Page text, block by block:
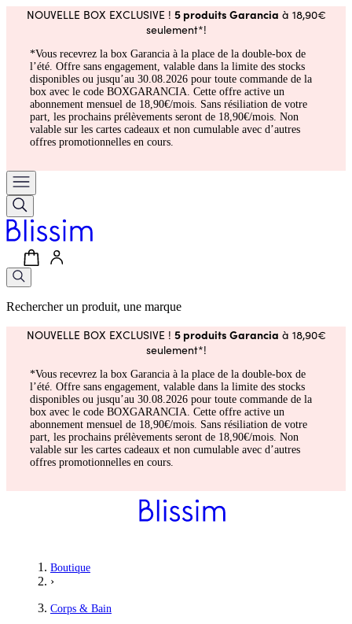
NOUVELLE BOX EXCLUSIVE ! 5 produits Garancia à 18,90€
seulement*!
*Vous recevrez la box Garancia à la place de la double-box de
l’été. Offre sans engagement, valable dans la limite des stocks
disponibles ou jusqu’au 30.08.2026 pour toute commande de la
box avec le code BOXGARANCIA. Cette offre active un
abonnement mensuel de 18,90€/mois. Sans résiliation de votre
part, les prochains prélèvements seront de 18,90€/mois. Non
valable sur les cartes cadeaux et non cumulable avec d’autres
offres promotionnelles en cours.
Rechercher un produit, une marque
NOUVELLE BOX EXCLUSIVE ! 5 produits Garancia à 18,90€
seulement*!
*Vous recevrez la box Garancia à la place de la double-box de
l’été. Offre sans engagement, valable dans la limite des stocks
disponibles ou jusqu’au 30.08.2026 pour toute commande de la
box avec le code BOXGARANCIA. Cette offre active un
abonnement mensuel de 18,90€/mois. Sans résiliation de votre
part, les prochains prélèvements seront de 18,90€/mois. Non
valable sur les cartes cadeaux et non cumulable avec d’autres
offres promotionnelles en cours.
Boutique
›
Corps & Bain